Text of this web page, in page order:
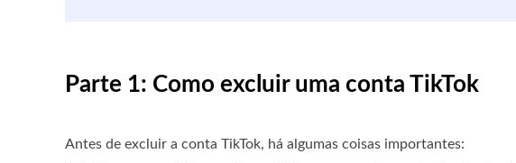
Parte 1: Como excluir uma conta TikTok
Antes de excluir a conta TikTok, há algumas coisas importantes: